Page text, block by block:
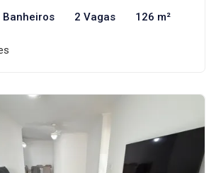
Banheiros 2 Vagas 126 m²